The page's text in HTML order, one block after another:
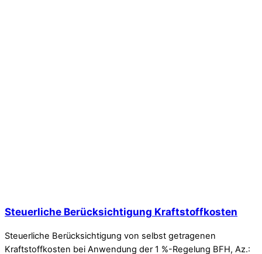
Steuerliche Berücksichtigung Kraftstoffkosten
Steuerliche Berücksichtigung von selbst getragenen
Kraftstoffkosten bei Anwendung der 1 %-Regelung BFH, Az.: